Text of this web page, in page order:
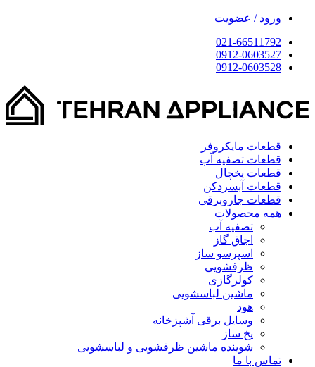
ورود / عضویت
021-66511792
0912-0603527
0912-0603528
قطعات مایکروفر
قطعات تصفیه آب
قطعات یخچال
قطعات آبسردکن
قطعات جاروبرقی
همه محصولات
تصفیه آب
اجاق گاز
اسپرسو ساز
ظرفشویی
کولرگازی
ماشین لباسشویی
هود
وسایل برقی آشپزخانه
یخ ساز
شوینده ماشین ظرفشویی و لباسشویی
تماس با ما